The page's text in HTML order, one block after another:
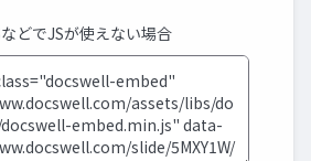
などでJSが使えない場合